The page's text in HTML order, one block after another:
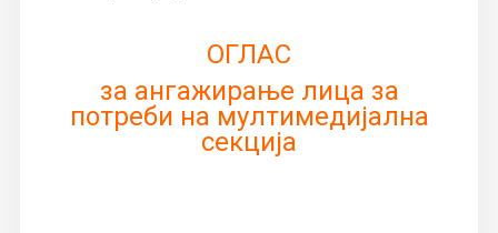
ОГЛАС
за ангажирање лицa за
потреби на мултимедијална
секција